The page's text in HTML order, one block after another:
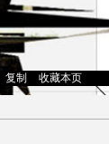
复制 收藏本页